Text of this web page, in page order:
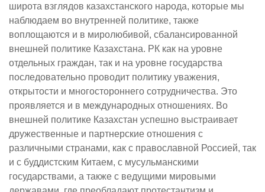
широта взглядов казахстанского народа, которые мы
наблюдаем во внутренней политике, также
воплощаются и в миролюбивой, сбалансированной
внешней политике Казахстана. РК как на уровне
отдельных граждан, так и на уровне государства
последовательно проводит политику уважения,
открытости и многостороннего сотрудничества. Это
проявляется и в международных отношениях. Во
внешней политике Казахстан успешно выстраивает
дружественные и партнерские отношения с
различными странами, как с православной Россией, так
и с буддистским Китаем, с мусульманскими
государствами, а также с ведущими мировыми